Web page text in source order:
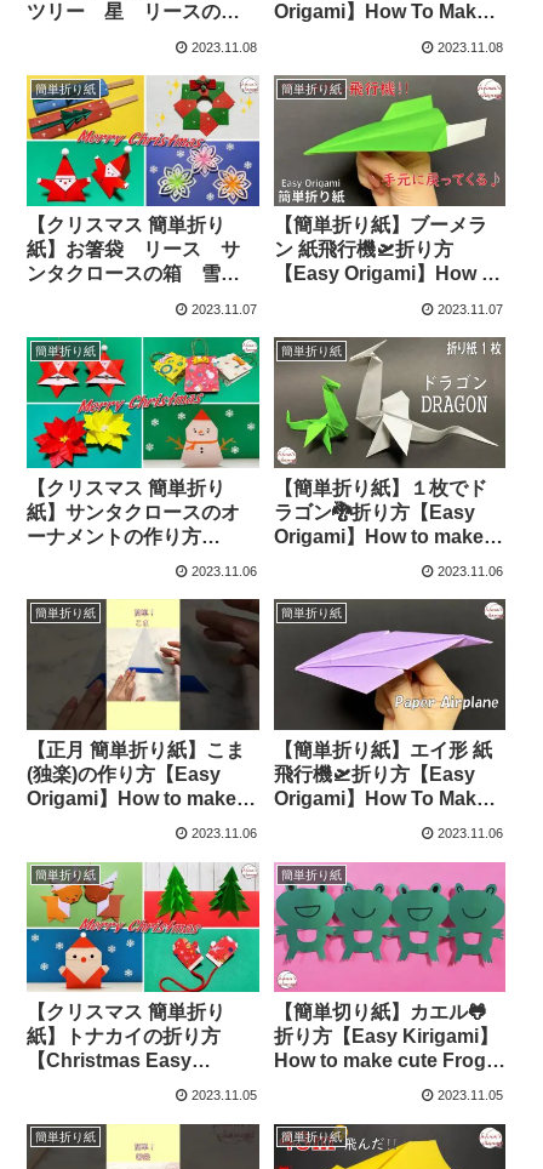
ツリー 星 リースの折
Origami】How to make
Santa Claus Envelope 종
이접기 折纸 圣诞节老
人 – Origami hana’s
channel
2023.11.08
Origami】How To Make
Far 종이접기 비행기 折
纸 纸飞机 よく飛ぶ おり
がみ DIY – Origami
hana’s channel
2023.11.08
簡単折り紙
【クリスマス 簡単折り
紙】お箸袋 リース サ
ンタクロースの箱 雪の
結晶の折り方【Christmas
Origami】How to make
cute snowflake 正月
tree ツリー – Origami
hana’s channel
2023.11.07
簡単折り紙
【簡単折り紙】ブーメラ
ン 紙飛行機🛫折り方
【Easy Origami】How To
Make Paper Airplane that
Fly Far 종이접기 비행기
折纸 纸飞机 よく飛ぶ
おりがみ – Origami
hana’s channel
2023.11.07
簡単折り紙
【クリスマス 簡単折り
紙】サンタクロースのオ
ーナメントの作り方
【Christmas Easy
Santa Claus ornament 종
이오너멘트 圣诞老人 –
Origami hana’s channel
2023.11.06
簡単折り紙
【簡単折り紙】１枚でド
ラゴン🐉折り方【Easy
Origami】How to make
paper Dragon 종이접기
ドラゴンボール DB 縁起
物 2024年の干支は辰年 –
Origami hana’s channel
2023.11.06
簡単折り紙
【正月 簡単折り紙】こま
(独楽)の作り方【Easy
Origami】How to make
spinning top 종이접기 팽
螺 回るコマ おもち
ゃ #shorts – Origami
hana’s channel
2023.11.06
簡単折り紙
【簡単折り紙】エイ形 紙
飛行機🛫折り方【Easy
Origami】How To Make
Paper Airplane that Fly
纸 纸飞机 おりがみ DIY
– Origami hana’s channel
2023.11.06
簡単折り紙
【クリスマス 簡単折り
紙】トナカイの折り方
【Christmas Easy
Origami】How to make
루돌프 折纸 圣诞节
驯鹿 おりがみ DIY –
2023.11.05
簡単折り紙
【簡単切り紙】カエル🐸
折り方【Easy Kirigami】
How to make cute Frog
종이접기 개구리 可爱的
paper アマガエル おり
がみ DIY – Origami
2023.11.05
簡単折り紙 簡単折り紙